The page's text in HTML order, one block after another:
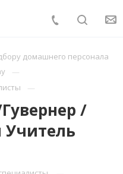
домашнего персонала
/